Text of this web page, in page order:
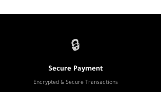
🔒
Secure Payment
Encrypted & Secure Transactions